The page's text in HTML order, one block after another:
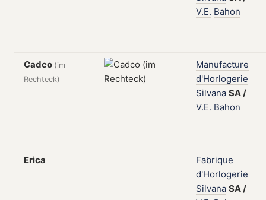
V.E. Bahon
Cadco (im
Rechteck)
Manufacture
d'Horlogerie
Silvana SA/
V.E. Bahon
Erica
Fabrique
d'Horlogerie
Silvana SA/